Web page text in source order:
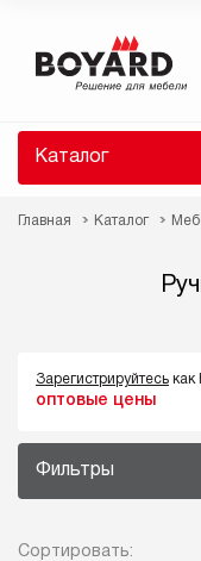
Каталог
Главная Каталог
Зарегистрируйтесь как
оптовые цены
Фильтры
Сортировать:
высланы вам по
ссылку для